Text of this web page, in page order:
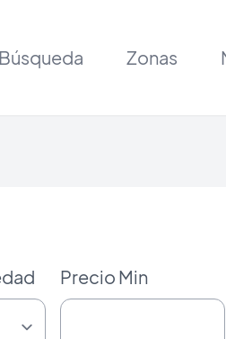
Búsqueda Zonas
Precio Min